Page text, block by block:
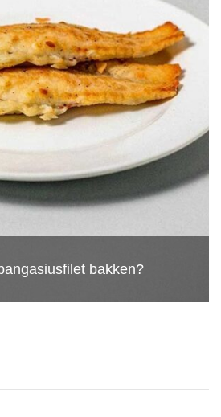
bakken?